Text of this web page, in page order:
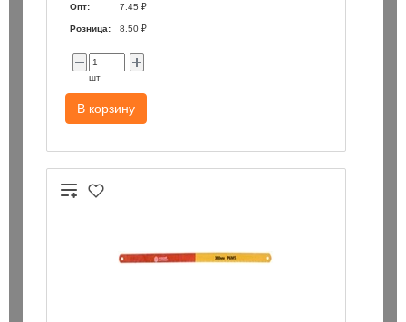
Опт: 7.45 ₽
Розница: 8.50 ₽
шт
В корзину